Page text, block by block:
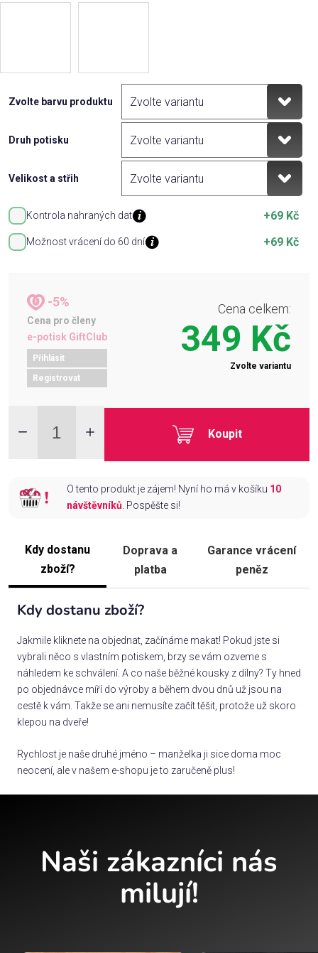
Zvolte barvu produktu
Druh potisku
Velikost a střih
Kontrola nahraných dat +69 Kč
Možnost vrácení do 60 dní +69 Kč
-5%
Cena pro členy
e-potisk GiftClub
Přihlásit
Registrovat
Cena celkem:
349 Kč
Zvolte variantu
Koupit
O tento produkt je zájem! Nyní ho má v košíku 10
návštěvníků. Pospěšte si!
Kdy dostanu
zboží?
Doprava a
platba
Garance vrácení
peněz
Kdy dostanu zboží?
Jakmile kliknete na objednat, začínáme makat! Pokud jste si
vybrali něco s vlastním potiskem, brzy se vám ozveme s
náhledem ke schválení. A co naše běžné kousky z dílny? Ty hned
po objednávce míří do výroby a během dvou dnů už jsou na
cestě k vám. Takže se ani nemusíte začít těšit, protože už skoro
klepou na dveře!
Rychlost je naše druhé jméno – manželka ji sice doma moc
neocení, ale v našem e-shopu je to zaručeně plus!
Naši zákazníci nás
milují!